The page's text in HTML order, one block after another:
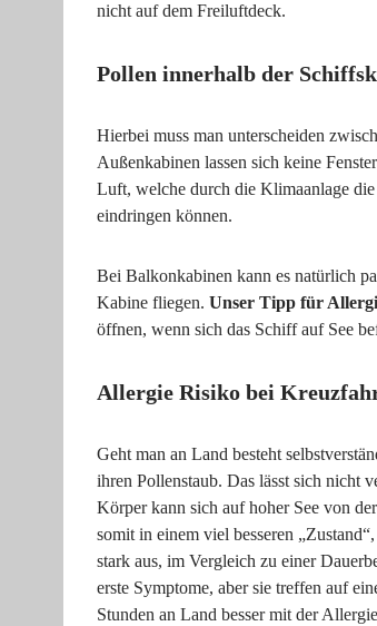
nicht auf dem Freiluftdeck.
Pollen innerhalb der
Hierbei muss man unterscheiden
Außenkabinen lassen sich keine
Luft, welche durch die Klimaanlage die
eindringen können.
Bei Balkonkabinen kann es natürlich
Kabine fliegen. Unser Tipp für
öffnen, wenn sich das Schiff auf See
Allergie Risiko bei
Geht man an Land besteht
ihren Pollenstaub. Das lässt sich nicht
Körper kann sich auf hoher See von
somit in einem viel besseren
stark aus, im Vergleich zu einer
erste Symptome, aber sie treffen auf
Stunden an Land besser mit der